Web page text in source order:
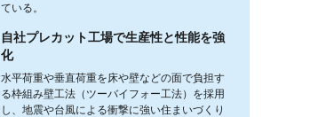
ている。
自社プレカット工場で生産性と性能を強
化
水平荷重や垂直荷重を床や壁などの面で負担す
る枠組み壁工法（ツーバイフォー工法）を採用
し、地震や台風による衝撃に強い住まいづくり